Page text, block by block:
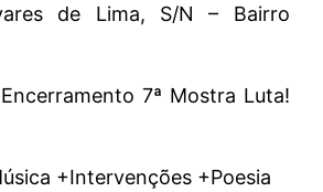
de Lima, S/N – Bairro
7ª Mostra Luta!
+Intervenções +Poesia